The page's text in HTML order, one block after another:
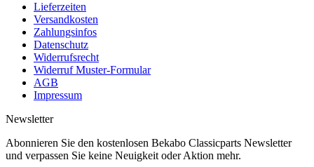
Lieferzeiten
Versandkosten
Zahlungsinfos
Datenschutz
Widerrufsrecht
Widerruf Muster-Formular
AGB
Impressum
Newsletter
Abonnieren Sie den kostenlosen Bekabo Classicparts Newsletter
und verpassen Sie keine Neuigkeit oder Aktion mehr.